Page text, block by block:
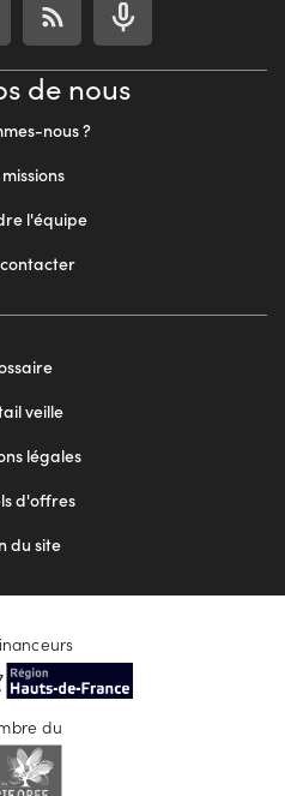
de nous
nous ?
l'équipe
veille
légales
d'offres
du site
du